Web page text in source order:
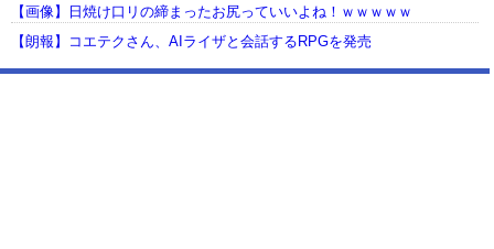
【画像】日焼け口リの締まったお尻っていいよね！ｗｗｗｗｗ
【朗報】コエテクさん、AIライザと会話するRPGを発売